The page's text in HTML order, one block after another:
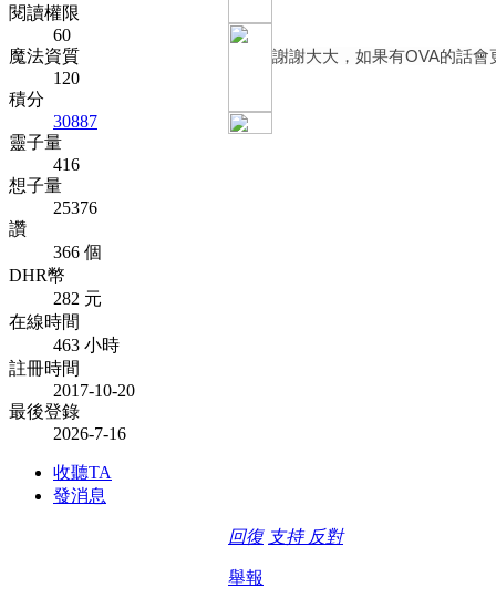
閱讀權限
60
魔法資質
120
積分
30887
靈子量
416
想子量
25376
讚
366 個
DHR幣
282 元
在線時間
463 小時
註冊時間
2017-10-20
最後登錄
2026-7-16
收聽TA
發消息
謝謝大大，如果有OVA的話會
回復 支持 反對
舉報